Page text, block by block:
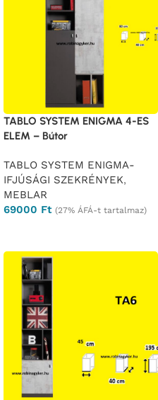
TABLO SYSTEM ENIGMA 4-ES
ELEM – Bútor
TABLO SYSTEM ENIGMA-
IFJÚSÁGI SZEKRÉNYEK,
MEBLAR
69000 Ft (27% ÁFÁ-t tartalmaz)